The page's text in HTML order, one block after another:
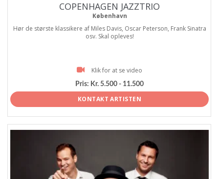
COPENHAGEN JAZZTRIO
København
Hør de største klassikere af Miles Davis, Oscar Peterson, Frank Sinatra
osv. Skal opleves!
Klik for at se video
Pris: Kr. 5.500 - 11.500
KONTAKT ARTISTEN